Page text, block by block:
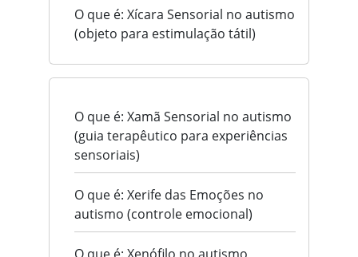
O que é: Xícara Sensorial no autismo
(objeto para estimulação tátil)
O que é: Xamã Sensorial no autismo
(guia terapêutico para experiências
sensoriais)
O que é: Xerife das Emoções no
autismo (controle emocional)